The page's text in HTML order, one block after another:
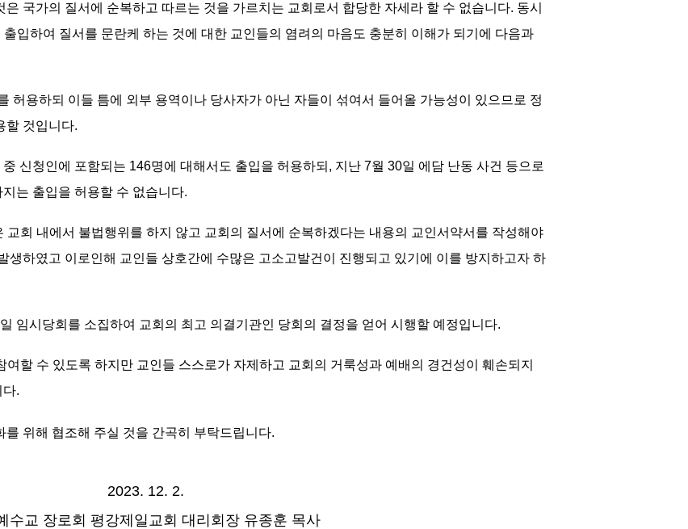
국가의 질서에 순복하고 따르는 것을 가르치는 교회로서 합당한 자세라 할 수 없습니다. 동시
입하여 질서를 문란케 하는 것에 대한 교인들의 염려의 마음도 충분히 이해가 되기에 다음과
허용하되 이들 틈에 외부 용역이나 당사자가 아닌 자들이 섞여서 들어올 가능성이 있으므로 정
할 것입니다.
신청인에 포함되는 146명에 대해서도 출입을 허용하되, 지난 7월 30일 에담 난동 사건 등으로
는 출입을 허용할 수 없습니다.
회 내에서 불법행위를 하지 않고 교회의 질서에 순복하겠다는 내용의 교인서약서를 작성해야
생하였고 이로인해 교인들 상호간에 수많은 고소고발건이 진행되고 있기에 이를 방지하고자 하
임시당회를 소집하여 교회의 최고 의결기관인 당회의 결정을 얻어 시행할 예정입니다.
할 수 있도록 하지만 교인들 스스로가 자제하고 교회의 거룩성과 예배의 경건성이 훼손되지
.
위해 협조해 주실 것을 간곡히 부탁드립니다.
2023. 12. 2.
수교 장로회 평강제일교회 대리회장 유종훈 목사